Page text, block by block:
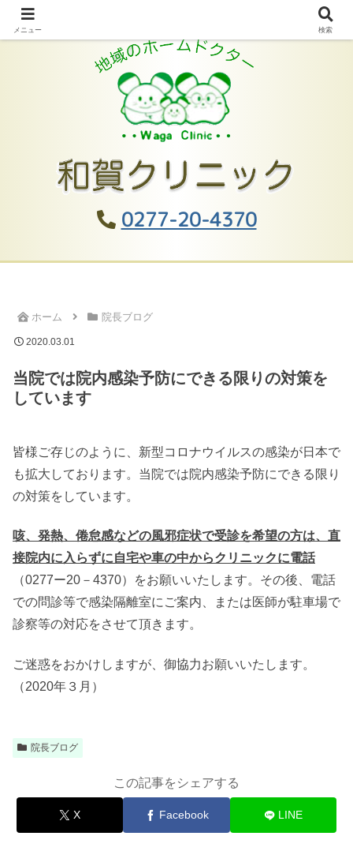
0277-20-4370
ホーム 院長ブログ
2020.03.01
当院では院内感染予防にできる限りの対策を
しています
皆様ご存じのように、新型コロナウイルスの感染が日本で
も拡大しております。当院では院内感染予防にできる限り
の対策をしています。
咳、発熱、倦怠感などの風邪症状で受診を希望の方は、直
接院内に入らずに自宅や車の中からクリニックに電話
（0277ー20－4370）をお願いいたします。その後、電話
での問診等で感染隔離室にご案内、または医師が駐車場で
診察等の対応をさせて頂きます。
ご迷惑をおかけしますが、御協力お願いいたします。
（2020年３月）
院長ブログ
この記事をシェアする
X Facebook LINE
メニュー 検索